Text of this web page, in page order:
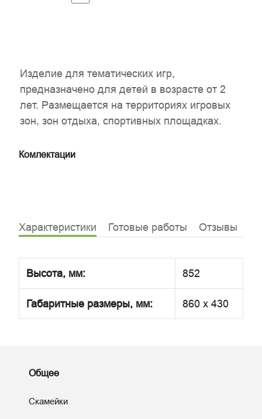
Изделие для тематических игр,
предназначено для детей в возрасте от 2
лет. Размещается на территориях игровых
зон, зон отдыха, спортивных площадках.
Комлектации
Характеристики Готовые работы Отзывы
Высота, мм: 852
Габаритные размеры, мм: 860 x 430
Общее
Скамейки